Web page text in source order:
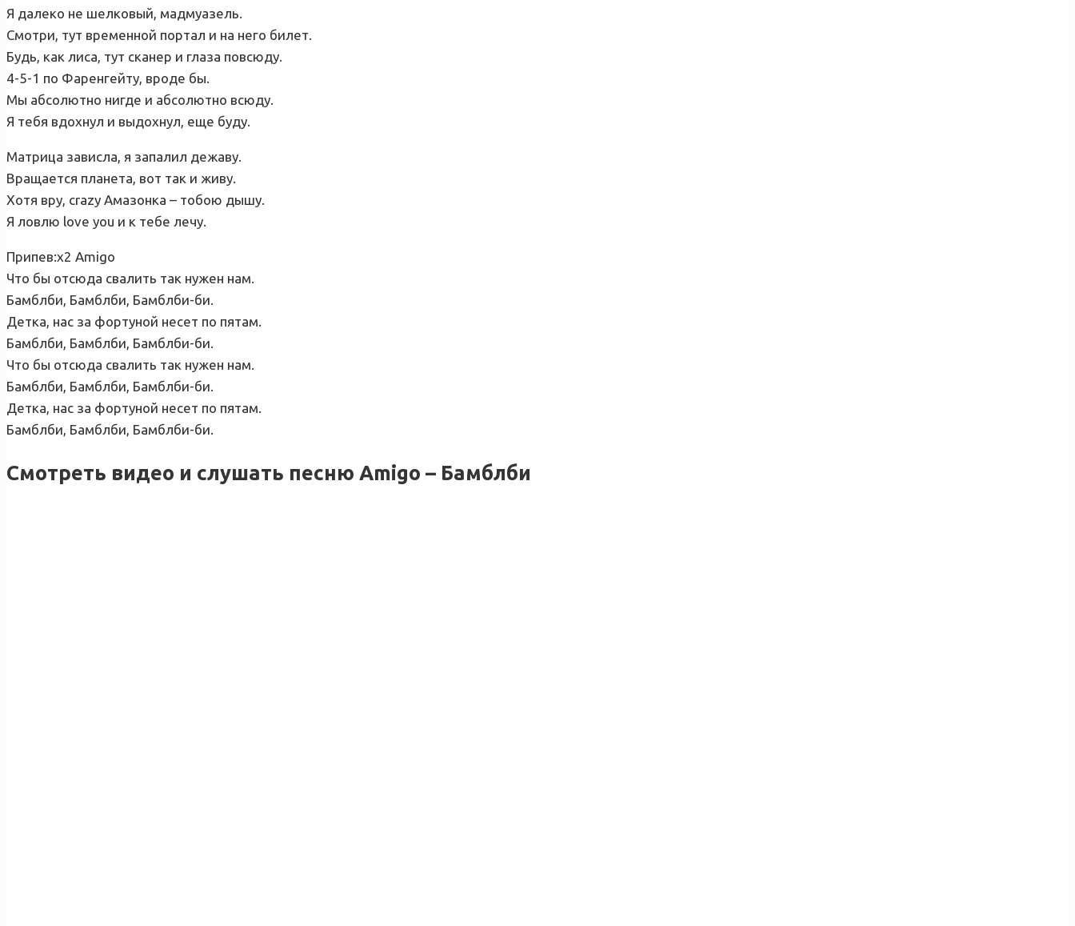
Я далеко не шелковый, мадмуазель.
Смотри, тут временной портал и на него билет.
Будь, как лиса, тут сканер и глаза повсюду.
4-5-1 по Фаренгейту, вроде бы.
Мы абсолютно нигде и абсолютно всюду.
Я тебя вдохнул и выдохнул, еще буду.
Матрица зависла, я запалил дежаву.
Вращается планета, вот так и живу.
Хотя вру, crazy Амазонка – тобою дышу.
Я ловлю love you и к тебе лечу.
Припев:х2 Amigo
Что бы отсюда свалить так нужен нам.
Бамблби, Бамблби, Бамблби-би.
Детка, нас за фортуной несет по пятам.
Бамблби, Бамблби, Бамблби-би.
Что бы отсюда свалить так нужен нам.
Бамблби, Бамблби, Бамблби-би.
Детка, нас за фортуной несет по пятам.
Бамблби, Бамблби, Бамблби-би.
Смотреть видео и слушать песню Amigo – Бамблби